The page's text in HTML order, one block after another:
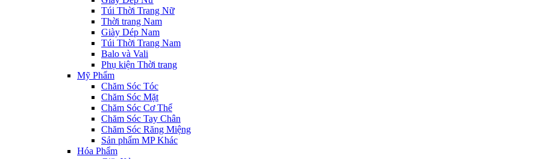
Túi Thời Trang Nữ
Thời trang Nam
Giày Dép Nam
Túi Thời Trang Nam
Balo và Vali
Phụ kiện Thời trang
Mỹ Phẩm
Chăm Sóc Tóc
Chăm Sóc Mặt
Chăm Sóc Cơ Thể
Chăm Sóc Tay Chân
Chăm Sóc Răng Miệng
Sản phẩm MP Khác
Hóa Phẩm